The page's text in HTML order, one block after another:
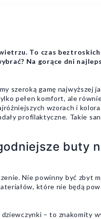
To czas
Na gorące dni
gamę najwyższej
pełen komfort, ale
wzorach i
profilaktyczne. Takie
buty
Nie powinny być zbyt
które nie będą
dziewczynki – to znakomity